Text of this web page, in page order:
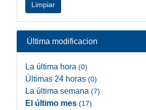
Limpiar
Última modificacion
La última hora (0)
Últimas 24 horas (0)
La última semana (7)
El último mes (17)